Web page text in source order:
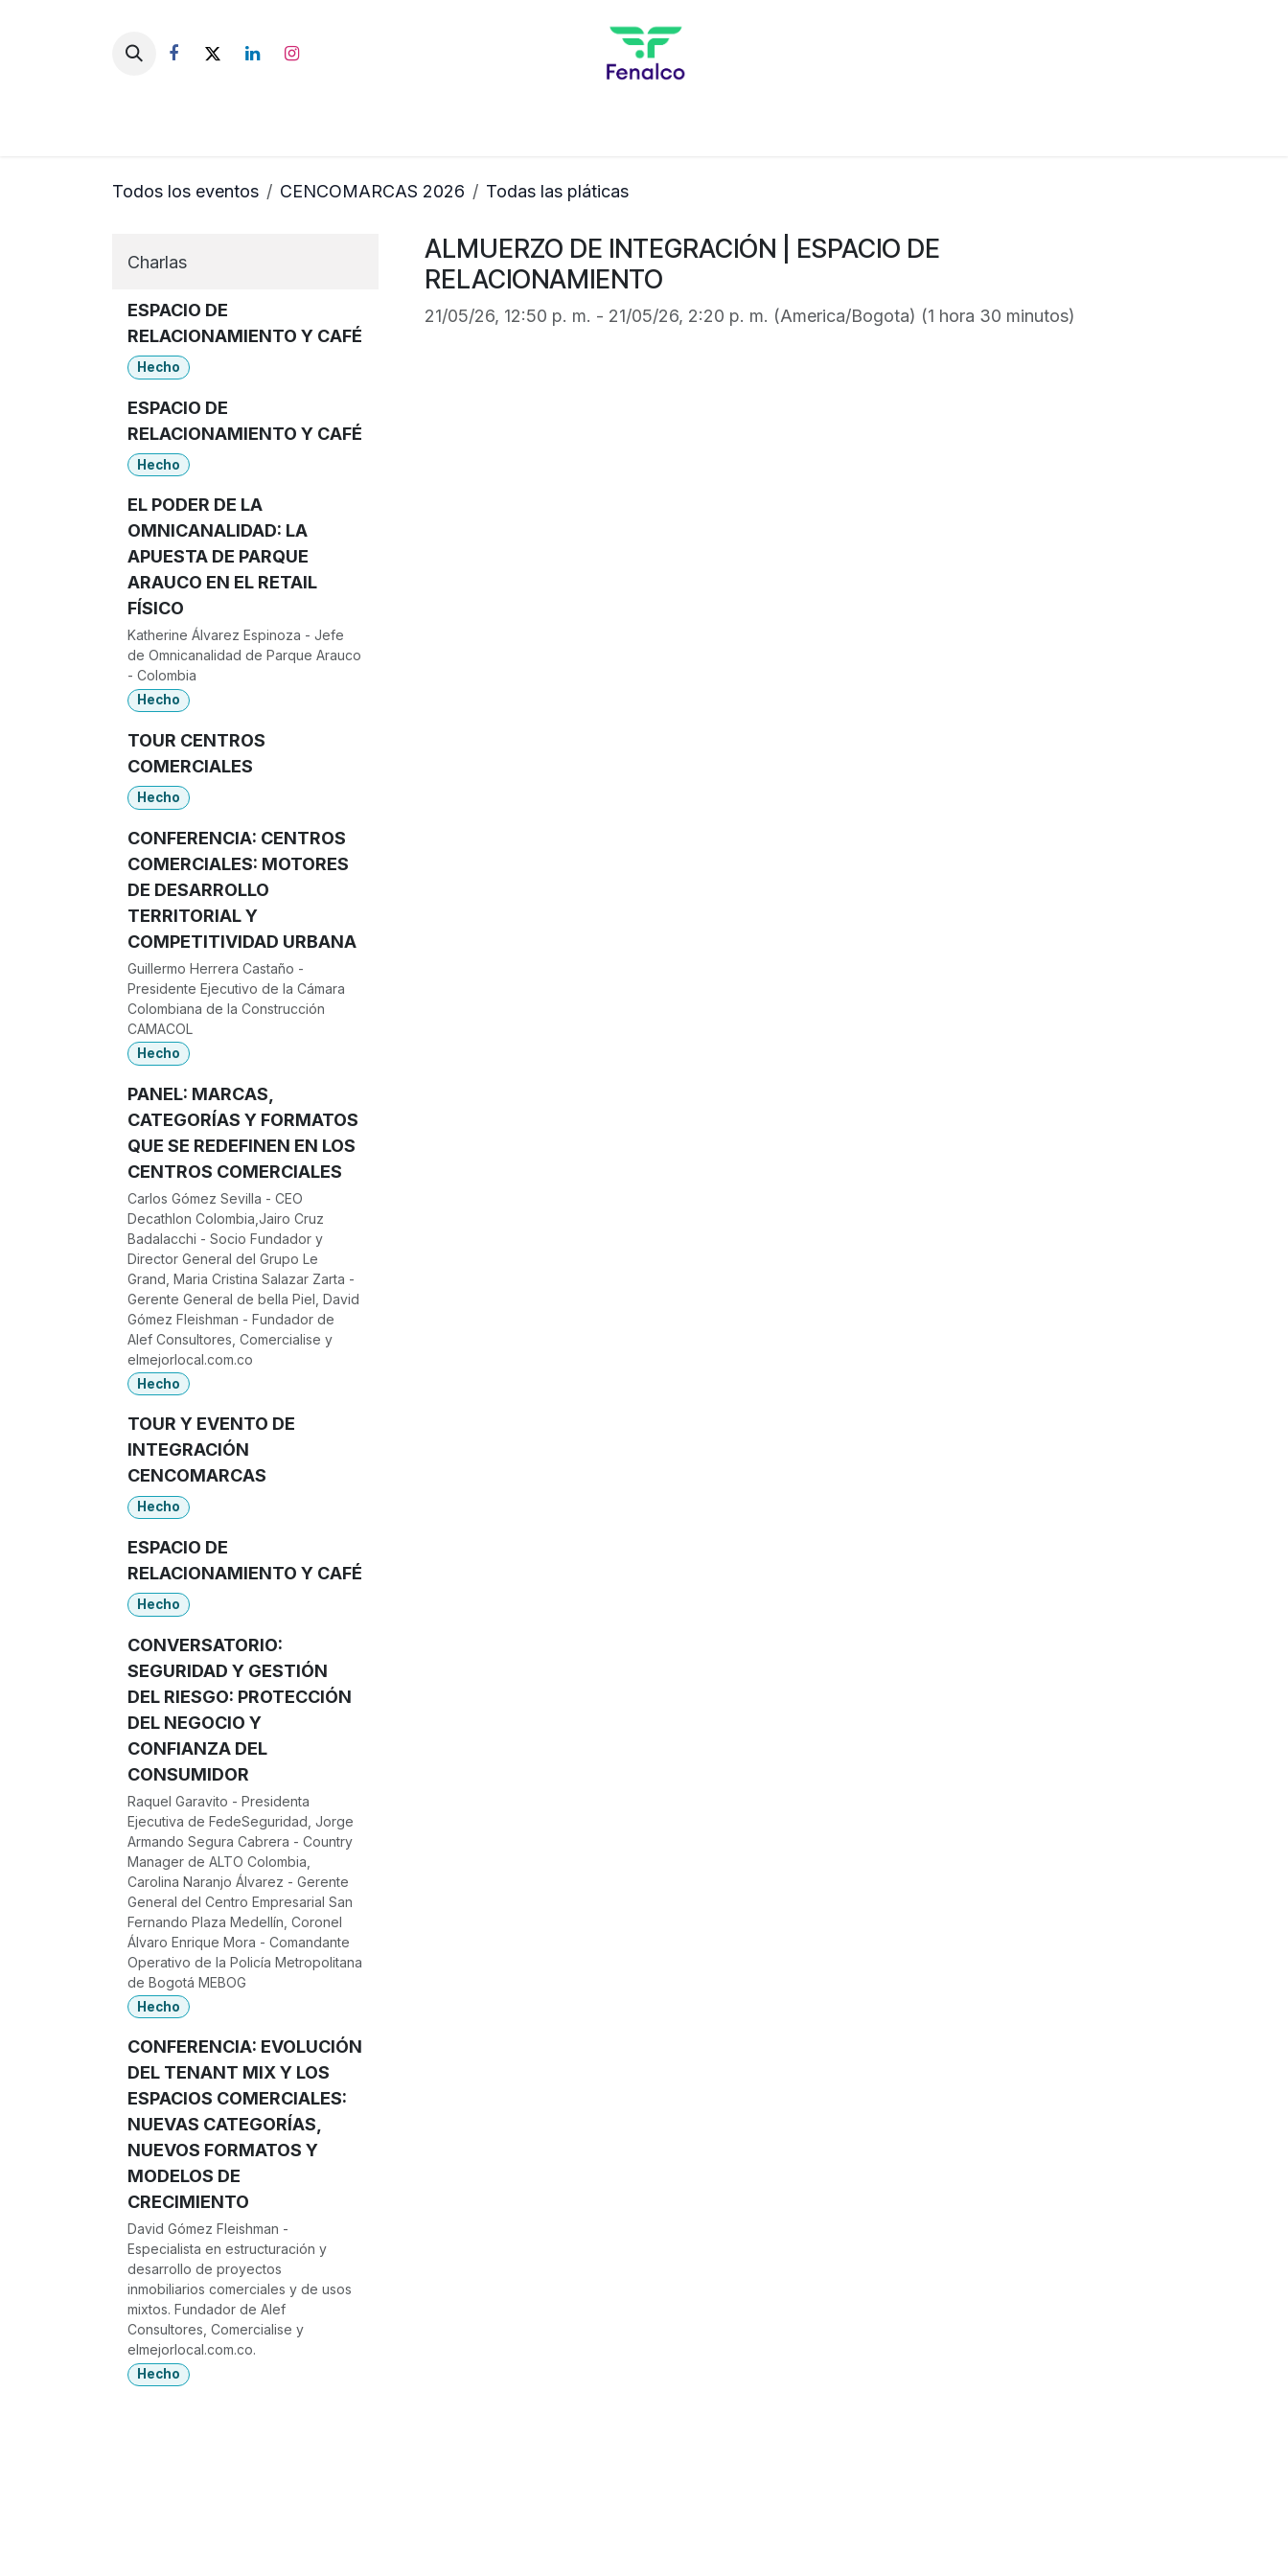
Todos los eventos CENCOMARCAS 2026 Todas las pláticas
Charlas
ESPACIO DE
RELACIONAMIENTO Y CAFÉ
Hecho
ESPACIO DE
RELACIONAMIENTO Y CAFÉ
Hecho
EL PODER DE LA
OMNICANALIDAD: LA
APUESTA DE PARQUE
ARAUCO EN EL RETAIL
FÍSICO
Katherine Álvarez Espinoza - Jefe
de Omnicanalidad de Parque Arauco
- Colombia
Hecho
TOUR CENTROS
COMERCIALES
Hecho
CONFERENCIA: CENTROS
COMERCIALES: MOTORES
DE DESARROLLO
TERRITORIAL Y
COMPETITIVIDAD URBANA
Guillermo Herrera Castaño -
Presidente Ejecutivo de la Cámara
Colombiana de la Construcción
CAMACOL
Hecho
PANEL: MARCAS,
CATEGORÍAS Y FORMATOS
QUE SE REDEFINEN EN LOS
CENTROS COMERCIALES
Carlos Gómez Sevilla - CEO
Decathlon Colombia,Jairo Cruz
Badalacchi - Socio Fundador y
Director General del Grupo Le
Grand, Maria Cristina Salazar Zarta -
Gerente General de bella Piel, David
Gómez Fleishman - Fundador de
Alef Consultores, Comercialise y
elmejorlocal.com.co
Hecho
TOUR Y EVENTO DE
INTEGRACIÓN
CENCOMARCAS
Hecho
ESPACIO DE
RELACIONAMIENTO Y CAFÉ
Hecho
CONVERSATORIO:
SEGURIDAD Y GESTIÓN
DEL RIESGO: PROTECCIÓN
DEL NEGOCIO Y
CONFIANZA DEL
CONSUMIDOR
Raquel Garavito - Presidenta
Ejecutiva de FedeSeguridad, Jorge
Armando Segura Cabrera - Country
Manager de ALTO Colombia,
Carolina Naranjo Álvarez - Gerente
General del Centro Empresarial San
Fernando Plaza Medellín, Coronel
Álvaro Enrique Mora - Comandante
Operativo de la Policía Metropolitana
de Bogotá MEBOG
Hecho
CONFERENCIA: EVOLUCIÓN
DEL TENANT MIX Y LOS
ESPACIOS COMERCIALES:
NUEVAS CATEGORÍAS,
NUEVOS FORMATOS Y
MODELOS DE
CRECIMIENTO
David Gómez Fleishman -
Especialista en estructuración y
desarrollo de proyectos
inmobiliarios comerciales y de usos
mixtos. Fundador de Alef
Consultores, Comercialise y
elmejorlocal.com.co.
Hecho
ALMUERZO DE INTEGRACIÓN | ESPACIO DE
RELACIONAMIENTO
21/05/26, 12:50 p. m. - 21/05/26, 2:20 p. m. (America/Bogota) (1 hora 30 minutos)